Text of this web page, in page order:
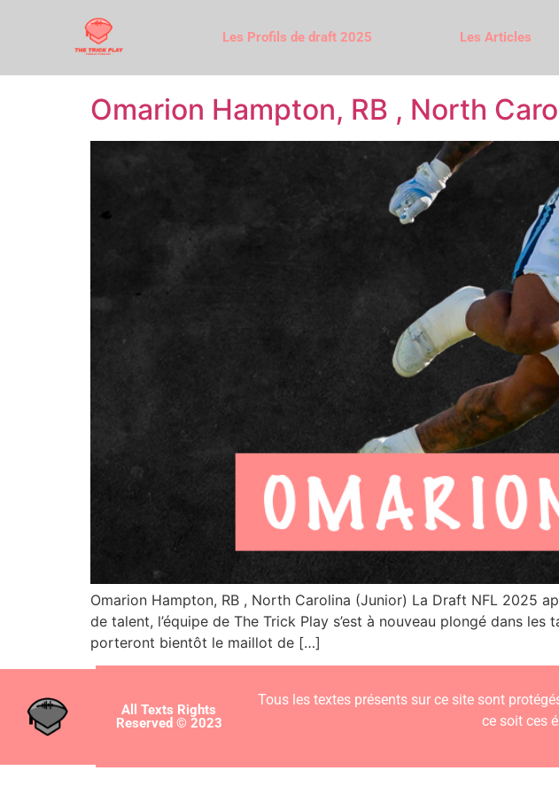
Les Profils de draft 2025 Les Articles
Omarion Hampton, RB , North
Omarion Hampton, RB , North Carolina (Junior) La Draft NFL 2025
de talent, l’équipe de The Trick Play s’est à nouveau plongé dans
porteront bientôt le maillot de […]
All Texts Rights
Reserved © 2023
Tous les textes présents sur ce site sont
ce soit ces